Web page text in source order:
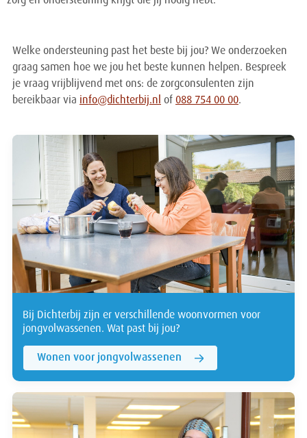
Welke ondersteuning past het beste bij jou? We onderzoeken
graag samen hoe we jou het beste kunnen helpen. Bespreek
je vraag vrijblijvend met ons: de zorgconsulenten zijn
bereikbaar via info@dichterbij.nl of 088 754 00 00.
Bij Dichterbij zijn er verschillende woonvormen voor
jongvolwassenen. Wat past bij jou?
Wonen voor jongvolwassenen